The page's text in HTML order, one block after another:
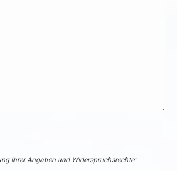
Ihrer Angaben und Widerspruchsrechte: